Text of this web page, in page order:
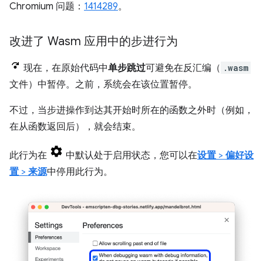
Chromium 问题： 1414289。
改进了 Wasm 应用中的步进行为
现在，在原始代码中单步跳过可避免在反汇编（ .wasm
文件）中暂停。之前，系统会在该位置暂停。
不过，当步进操作到达其开始时所在的函数之外时（例如，
在从函数返回后），就会结束。
此行为在 中默认处于启用状态，您可以在设置 > 偏好设
置 > 来源中停用此行为。